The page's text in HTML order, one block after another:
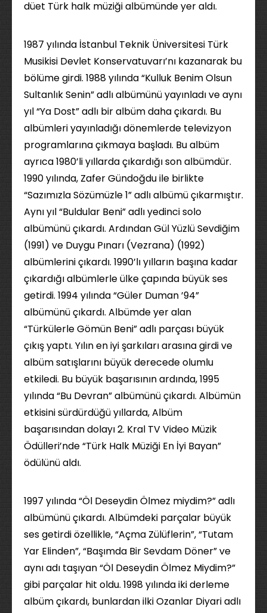
düet Türk halk müziği albümünde yer aldı.
1987 yılında İstanbul Teknik Üniversitesi Türk
Musikisi Devlet Konservatuvarı’nı kazanarak bu
bölüme girdi. 1988 yılında “Kulluk Benim Olsun
Sultanlık Senin” adlı albümünü yayınladı ve aynı
yıl “Ya Dost” adlı bir albüm daha çıkardı. Bu
albümleri yayınladığı dönemlerde televizyon
programlarına çıkmaya başladı. Bu albüm
ayrıca 1980’li yıllarda çıkardığı son albümdür.
1990 yılında, Zafer Gündoğdu ile birlikte
“Sazımızla Sözümüzle 1” adlı albümü çıkarmıştır.
Aynı yıl “Buldular Beni” adlı yedinci solo
albümünü çıkardı. Ardından Gül Yüzlü Sevdiğim
(1991) ve Duygu Pınarı (Vezrana) (1992)
albümlerini çıkardı. 1990’lı yılların başına kadar
çıkardığı albümlerle ülke çapında büyük ses
getirdi. 1994 yılında “Güler Duman ’94”
albümünü çıkardı. Albümde yer alan
“Türkülerle Gömün Beni” adlı parçası büyük
çıkış yaptı. Yılın en iyi şarkıları arasına girdi ve
albüm satışlarını büyük derecede olumlu
etkiledi. Bu büyük başarısının ardında, 1995
yılında “Bu Devran” albümünü çıkardı. Albümün
etkisini sürdürdüğü yıllarda, Albüm
başarısından dolayı 2. Kral TV Video Müzik
Ödülleri’nde “Türk Halk Müziği En İyi Bayan”
ödülünü aldı.
1997 yılında “Öl Deseydin Ölmez miydim?” adlı
albümünü çıkardı. Albümdeki parçalar büyük
ses getirdi özellikle, “Açma Zülüflerin”, “Tutam
Yar Elinden”, “Başımda Bir Sevdam Döner” ve
aynı adı taşıyan “Öl Deseydin Ölmez Miydim?”
gibi parçalar hit oldu. 1998 yılında iki derleme
albüm çıkardı, bunlardan ilki Ozanlar Diyari adlı